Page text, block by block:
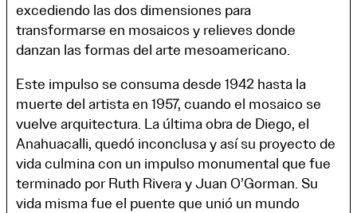
excediendo las dos dimensiones para
transformarse en mosaicos y relieves donde
danzan las formas del arte mesoamericano.
Este impulso se consuma desde 1942 hasta la
muerte del artista en 1957, cuando el mosaico se
vuelve arquitectura. La última obra de Diego, el
Anahuacalli, quedó inconclusa y así su proyecto de
vida culmina con un impulso monumental que fue
terminado por Ruth Rivera y Juan O’Gorman. Su
vida misma fue el puente que unió un mundo